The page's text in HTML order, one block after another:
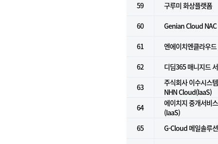
59
구루미 화상플랫폼
60 Genian Cloud NAC
61 엔에이치엔클라우
62 디딤365 매니지드
63
주식회사 이수시스
NHN Cloud(IaaS)
64
에이치지 중개서비
(IaaS)
65
G-Cloud 메일솔루